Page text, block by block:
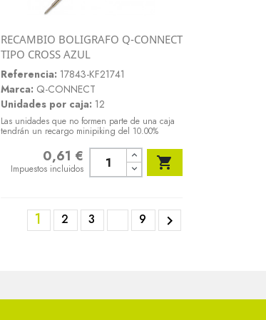
Vista rápida
RECAMBIO BOLIGRAFO Q-CONNECT
TIPO CROSS AZUL
Referencia: 17843-KF21741
Marca: Q-CONNECT
Unidades por caja: 12
Las unidades que no formen parte de una caja
tendrán un recargo minipiking del 10.00%
0,61 €
Impuestos incluidos 
1 2 3 9 